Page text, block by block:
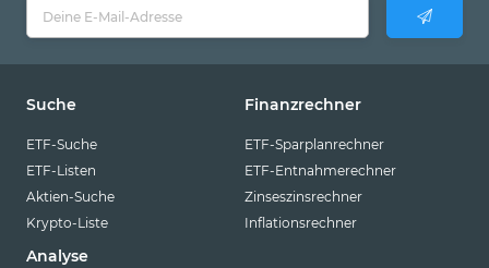
Suche
ETF-Suche
ETF-Listen
Aktien-Suche
Krypto-Liste
Analyse
Finanzrechner
ETF-Sparplanrechner
ETF-Entnahmerechner
Zinseszinsrechner
Inflationsrechner